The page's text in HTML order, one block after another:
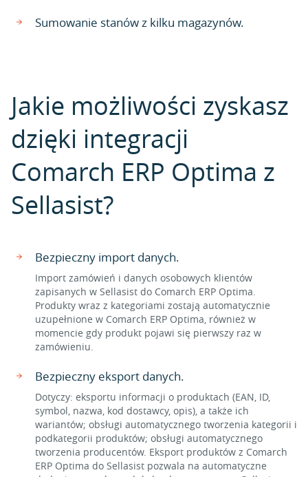
Sumowanie stanów z kilku magazynów.
Jakie możliwości zyskasz
dzięki integracji
Comarch ERP Optima z
Sellasist?
Bezpieczny import danych.
Import zamówień i danych osobowych klientów
zapisanych w Sellasist do Comarch ERP Optima.
Produkty wraz z kategoriami zostają automatycznie
uzupełnione w Comarch ERP Optima, również w
momencie gdy produkt pojawi się pierwszy raz w
zamówieniu.
Bezpieczny eksport danych.
Dotyczy: eksportu informacji o produktach (EAN, ID,
symbol, nazwa, kod dostawcy, opis), a także ich
wariantów; obsługi automatycznego tworzenia kategorii i
podkategorii produktów; obsługi automatycznego
tworzenia producentów. Eksport produktów z Comarch
ERP Optima do Sellasist pozwala na automatyczne